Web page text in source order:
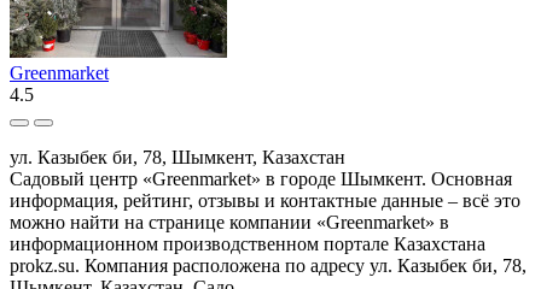
Greenmarket
4.5
ул. Казыбек би, 78, Шымкент, Казахстан
Садовый центр «Greenmarket» в городе Шымкент. Основная
информация, рейтинг, отзывы и контактные данные – всё это
можно найти на странице компании «Greenmarket» в
информационном производственном портале Казахстана
prokz.su. Компания расположена по адресу ул. Казыбек би, 78,